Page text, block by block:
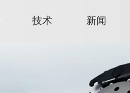
技术 新闻